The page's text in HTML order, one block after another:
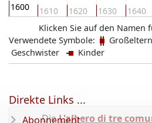
1600 1610 1620 1630 1640
Klicken Sie auf den
Verwendete Symbole:
Geschwister
Kinder
DieL'albero di tre
Direkte Links ...
Abonnement